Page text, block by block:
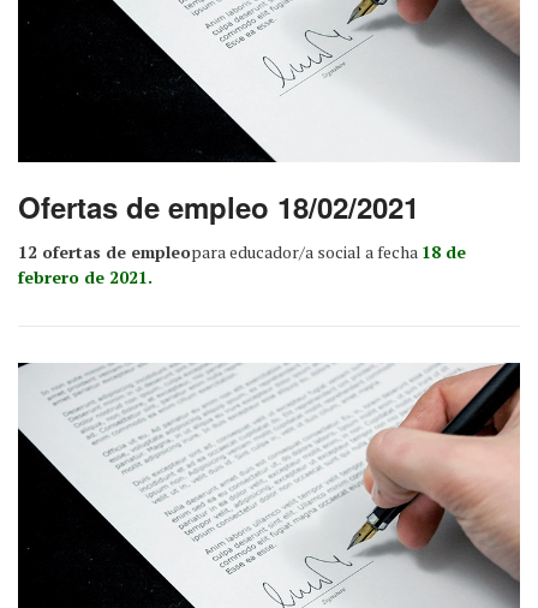
Ofertas de empleo 18/02/2021
12 ofertas de empleopara educador/a social a fecha 18 de
febrero de 2021.